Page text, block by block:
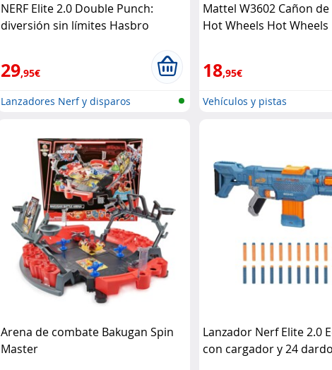
NERF Elite 2.0 Double Punch:
diversión sin límites Hasbro
29,95€
Lanzadores Nerf y disparos
Mattel W3602 Cañon
Hot Wheels Hot Wheels
18,95€
Vehículos y pistas
Arena de combate Bakugan Spin
Master
Lanzador Nerf Elite 2.0
con cargador y 24